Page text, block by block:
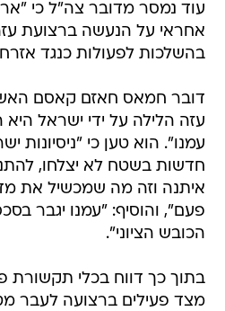
עוד נמסר מדובר צה"ל כי
אחראי על הנעשה ברצועת
בהשלכות לפעולות כנגד
דובר חמאס חאזם קאסם
עזה הלילה על ידי ישראל
עמנו". הוא טען כי "ניסיונות
חדשות בשטח לא יצלחו,
איתנה וזה מה שמכשיל את
פעם", והוסיף: "עמנו יגבר
הכובש הציוני".
בתוך כך דווח בכלי תקשורת
מצד פעילים ברצועה לעבר